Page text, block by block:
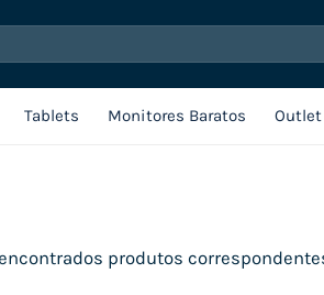
Tablets Monitores Baratos
produtos